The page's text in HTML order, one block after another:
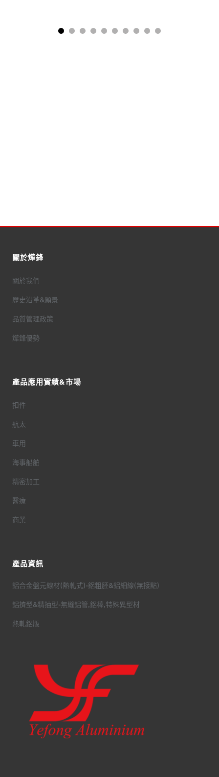
關於燁鋒
關於我們
歷史沿革&願景
品質管理政策
燁鋒優勢
產品應用實績&市場
扣件
航太
車用
海事船舶
精密加工
醫療
商業
產品資訊
鋁合金盤元線材(熱軋式)-鋁粗胚&鋁細線(無接點)
鋁擠型&精抽型-無縫鋁管,鋁棒,特殊異型材
熱軋鋁版